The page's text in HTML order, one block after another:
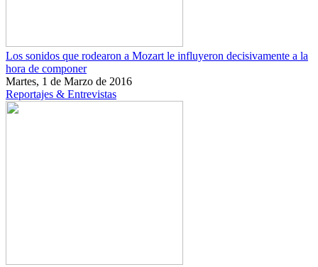
Los sonidos que rodearon a Mozart le influyeron decisivamente a la
hora de componer
Martes, 1 de Marzo de 2016
Reportajes & Entrevistas